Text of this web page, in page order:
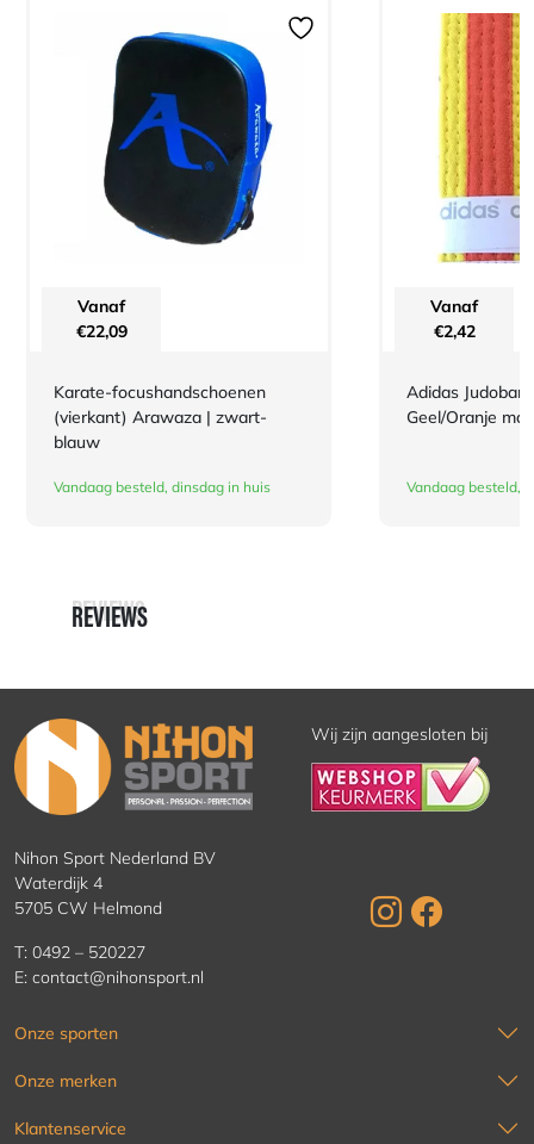
Vanaf
€22,09
Karate-focushandschoenen
(vierkant) Arawaza | zwart-
blauw
Vandaag besteld, dinsdag in huis
Vanaf
€2,42
Adidas
Geel/Oranje
Vandaag besteld,
REVIEWS
REVIEWS
Wij zijn aangesloten bij
Nihon Sport Nederland BV
Waterdijk 4
5705 CW Helmond
T: 0492 – 520227
E: contact@nihonsport.nl
Onze sporten
Onze merken
Klantenservice